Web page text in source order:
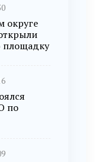
округе
площадку
по